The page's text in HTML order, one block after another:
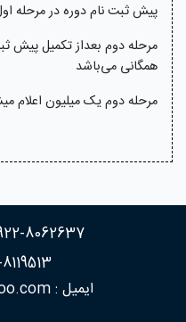
پیش ثبت نام دوره در مرحله
مرحله دوم بعداز تکمیل پیش
همگانی می‌باشد
مرحله دوم یک میلیون اعلام
0922-8062637 (ارتباط در
0912-
ایمیل : info@morabishooo.com